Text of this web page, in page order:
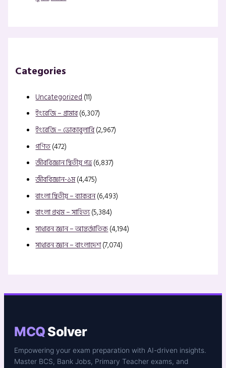
Categories
Uncategorized(11)
ইংরেজি – গ্রামার(6,307)
ইংরেজি – ভোকাবুলারি(2,967)
গণিত(472)
জীববিজ্ঞান দ্বিতীয় পত্র(6,837)
জীববিজ্ঞান-১ম(4,475)
বাংলা দ্বিতীয় – ব্যাকরন(6,493)
বাংলা প্রথম – সাহিত্য(5,384)
সাধারন জ্ঞান – আন্তর্জাতিক(4,194)
সাধারন জ্ঞান – বাংলাদেশ(7,074)
MCQSolver
Empowering your exam preparation with AI-driven insights.
Master BCS, Bank Jobs, Primary Teacher exams, and